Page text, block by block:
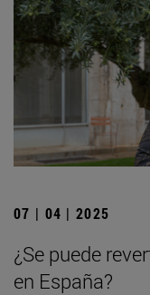
07 | 04 | 2025
¿Se puede
en España?